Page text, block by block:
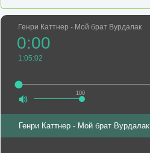
Генри Каттнер - Мой брат Вурдалак
100
0:00
1:05:02
Генри Каттнер - Мой брат Вурдалак